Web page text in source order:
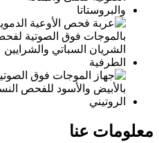
معلومات عنا